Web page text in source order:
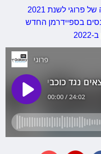
לשנת 2021
בספיידרמן החדש